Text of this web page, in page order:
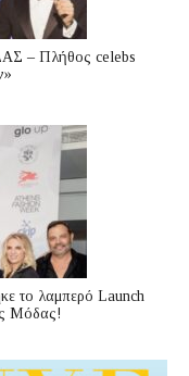
– Πλήθος celebs
το λαμπερό Launch
Μόδας!